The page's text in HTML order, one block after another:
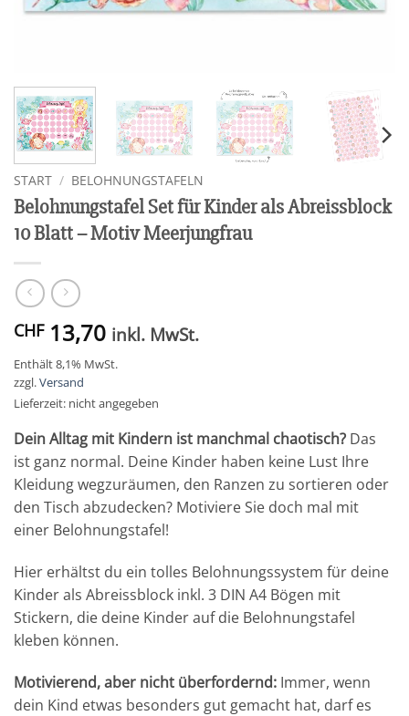
START / BELOHNUNGSTAFELN
Belohnungstafel Set für Kinder als Abreissblock
10 Blatt – Motiv Meerjungfrau
CHF13,70 inkl. MwSt.
Enthält 8,1% MwSt.
zzgl.Versand
Lieferzeit: nicht angegeben
Dein Alltag mit Kindern ist manchmal chaotisch? Das
ist ganz normal. Deine Kinder haben keine Lust Ihre
Kleidung wegzuräumen, den Ranzen zu sortieren oder
den Tisch abzudecken? Motiviere Sie doch mal mit
einer Belohnungstafel!
Hier erhältst du ein tolles Belohnungssystem für deine
Kinder als Abreissblock inkl. 3 DIN A4 Bögen mit
Stickern, die deine Kinder auf die Belohnungstafel
kleben können.
Motivierend, aber nicht überfordernd: Immer, wenn
dein Kind etwas besonders gut gemacht hat, darf es